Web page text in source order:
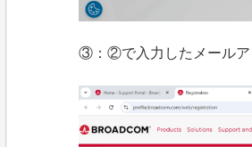
③：②で入力したメールア